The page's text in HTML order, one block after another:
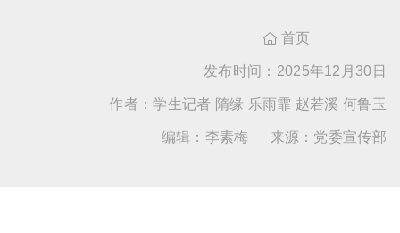
 首页
发布时间：2025年12月30日
作者：学生记者 隋缘 乐雨霏 赵若溪 何鲁玉
编辑：李素梅 来源：党委宣传部